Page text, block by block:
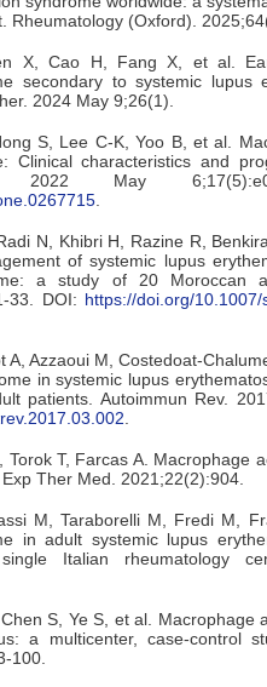
Rheumatology (Oxford).
X, Cao H, Fang X, et al.
secondary to systemic lupus
2024 May 9;26(1).
S, Lee C-K, Yoo B, et al.
Clinical characteristics and
May
N, Khibri H, Razine R,
of systemic lupus
a study of 20 Moroccan
33. DOI: https://doi.org/
A, Azzaoui M, Costedoat-
in systemic lupus
patients. Autoimmun Rev.
Torok T, Farcas A. Macrophage
Ther Med. 2021;22(2):904.
M, Taraborelli M, Fredi M,
in adult systemic lupus
Italian rheumatology
S, Ye S, et al. Macrophage
a multicenter, case-control
100.